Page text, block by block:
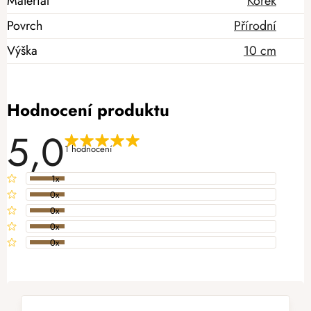
Povrch
Přírodní
Výška
10 cm
Hodnocení produktu
5,01 hodnocení
1x
0x
0x
0x
0x